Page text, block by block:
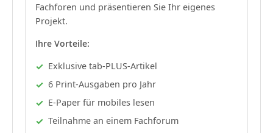
Fachforen und präsentieren Sie Ihr eigenes
Projekt.
Ihre Vorteile:
Exklusive tab-PLUS-Artikel
6 Print-Ausgaben pro Jahr
E-Paper für mobiles lesen
Teilnahme an einem Fachforum